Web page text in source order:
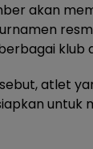
akan
klub
atlet
untuk